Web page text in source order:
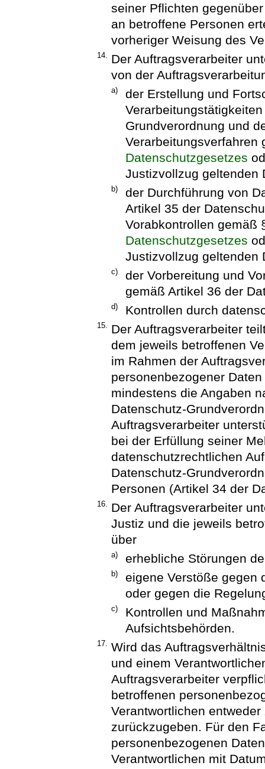
seiner Pflichten
an betroffene Personen
vorheriger Weisung des
14.
Der Auftragsverarbeiter
von der
a)
der Erstellung und
Grundverordnung und
Datenschutzgesetzes
Justizvollzug geltenden
b)
der Durchführung von
Artikel 35 der
Vorabkontrollen gemäß
Datenschutzgesetzes
Justizvollzug geltenden
c)
der Vorbereitung und
gemäß Artikel 36 der
d) Kontrollen durch
15.
Der Auftragsverarbeiter
dem jeweils betroffenen
im Rahmen der
personenbezogener
mindestens die Angaben
Datenschutz-
Auftragsverarbeiter
bei der Erfüllung seiner
datenschutzrechtlichen
Datenschutz-
Personen (Artikel 34 der
16.
Der Auftragsverarbeiter
Justiz und die jeweils
über
a) erhebliche Störungen
b)
eigene Verstöße gegen
oder gegen die
c)
Kontrollen und
Aufsichtsbehörden.
17.
Wird das
und einem
Auftragsverarbeiter
betroffenen
Verantwortlichen
zurückzugeben. Für den
personenbezogenen
Verantwortlichen mit